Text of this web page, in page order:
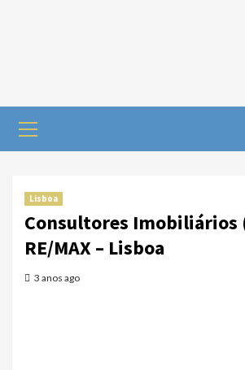
Lisboa
Consultores Imobiliários
RE/MAX – Lisboa
3 anos ago